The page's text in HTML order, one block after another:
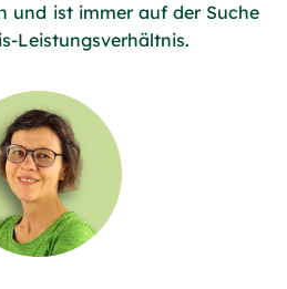
und ist immer auf der Suche
Leistungsverhältnis.